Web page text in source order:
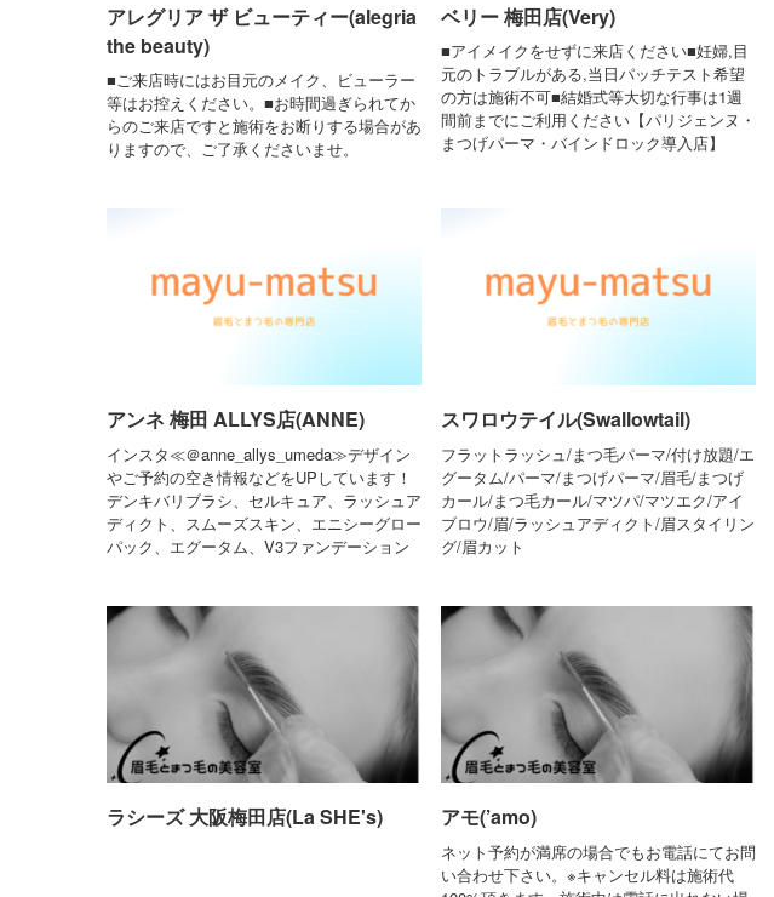
アレグリア ザ ビューティー(alegria
the beauty)
■ご来店時にはお目元のメイク、ビューラー
等はお控えください。■お時間過ぎられてか
らのご来店ですと施術をお断りする場合があ
りますので、ご了承くださいませ。
ベリー 梅田店(Very)
■アイメイクをせずに来店ください■妊婦,目
元のトラブルがある,当日パッチテスト希望
の方は施術不可■結婚式等大切な行事は1週
間前までにご利用ください【パリジェンヌ・
まつげパーマ・バインドロック導入店】
アンネ 梅田 ALLYS店(ANNE)
インスタ≪＠anne_allys_umeda≫デザイン
やご予約の空き情報などをUPしています！
デンキバリブラシ、セルキュア、ラッシュア
ディクト、スムーズスキン、エニシーグロー
パック、エグータム、V3ファンデーション
スワロウテイル(Swallowtail)
フラットラッシュ/まつ毛パーマ/付け放題/エ
グータム/パーマ/まつげパーマ/眉毛/まつげ
カール/まつ毛カール/マツパ/マツエク/アイ
ブロウ/眉/ラッシュアディクト/眉スタイリン
グ/眉カット
ラシーズ 大阪梅田店(La SHE's) アモ(’amo)
ネット予約が満席の場合でもお電話にてお問
い合わせ下さい。※キャンセル料は施術代